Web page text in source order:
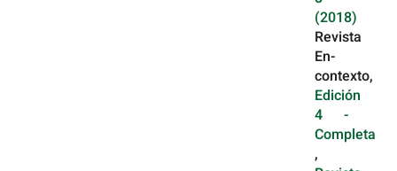
(2018)
Revista
En-
contexto,
Edición
4 -
Completa
,